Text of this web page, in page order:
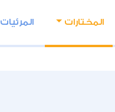
المختارات المرئيات